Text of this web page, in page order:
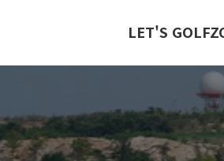
LET'S